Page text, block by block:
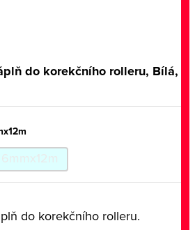
do korekčního rolleru, Bílá,
do korekčního rolleru.